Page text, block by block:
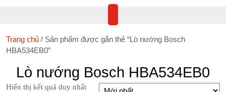
Button
Trang chủ / Sản phẩm được gắn thẻ “Lò nướng Bosch
HBA534EB0”
Lò nướng Bosch HBA534EB0
Hiển thị kết quả duy nhất